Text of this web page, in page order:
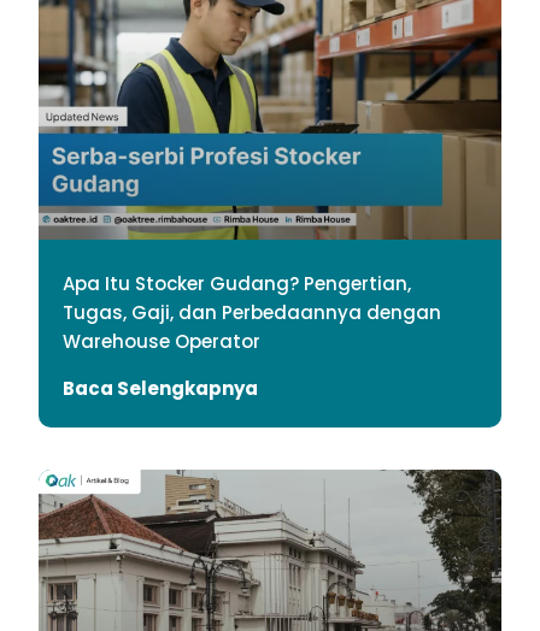
Apa Itu Stocker Gudang? Pengertian,
Tugas, Gaji, dan Perbedaannya dengan
Warehouse Operator
Baca Selengkapnya